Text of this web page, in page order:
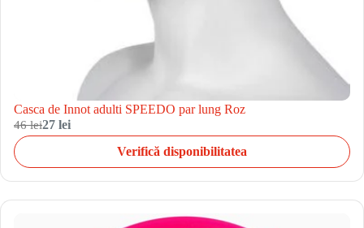
Casca de Innot adulti SPEEDO par lung Roz
46 lei27 lei
Verifică disponibilitatea